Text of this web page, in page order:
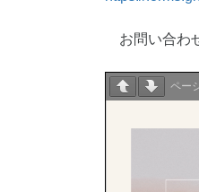
お問い合わ
ペー